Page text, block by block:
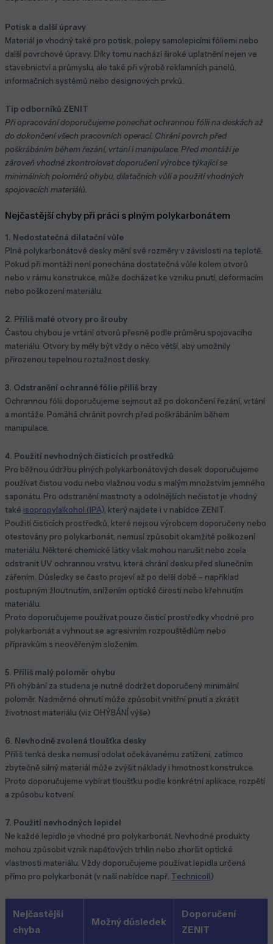
Potisk a další úpravy
Materiál je vhodný také pro potisk, polepy samolepicími fóliemi nebo
další povrchové úpravy. Díky tomu nachází široké uplatnění nejen ve
stavebnictví a průmyslu, ale také při výrobě reklamních panelů,
informačních systémů nebo designových prvků.
Tip odborníků ZENIT
Při opracování doporučujeme ponechat ochrannou fólii na deskách až
do dokončení všech pracovních operací. Chrání povrch před
poškrábáním během řezání, vrtání i manipulace. Před montáží je
zároveň vhodné zkontrolovat doporučení výrobce týkající se
minimálních poloměrů ohybu, dilatačních vůlí a použití vhodných
spojovacích materiálů.
Nejčastější chyby při práci s plným polykarbonátem
1. Nedostatečná dilatační vůle
Plné polykarbonátové desky mění své rozměry v závislosti na teplotě.
Pokud při montáži není ponechána dostatečná vůle kolem otvorů
nebo v rámu konstrukce, může docházet ke vzniku pnutí, deformacím
nebo poškození materiálu.
2. Příliš malé otvory pro šrouby
Častou chybou je vrtání otvorů přesně podle průměru spojovacího
materiálu. Otvory by měly být vždy o něco větší, aby umožnily
přirozenou tepelnou roztažnost desky.
3. Odstranění ochranné fólie příliš brzy
Ochrannou fólii doporučujeme sejmout až po dokončení řezání, vrtání
a montáže. Pomáhá chránit povrch před poškrábáním během
manipulace.
4. Použití nevhodných čisticích prostředků
Pro běžnou údržbu plných polykarbonátových desek doporučujeme
používat čistou vodu nebo vlažnou vodu s malým množstvím jemného
saponátu. Pro odstranění mastnoty a odolnějších nečistot je vhodný
také isopropylalkohol (IPA) , který najdete i v nabídce ZENIT.
Použití čisticích prostředků, které nejsou výrobcem doporučeny nebo
otestovány pro polykarbonát, nemusí způsobit okamžité poškození
materiálu. Některé chemické látky však mohou narušit nebo zcela
odstranit UV ochrannou vrstvu, která chrání desku před slunečním
zářením. Důsledky se často projeví až po delší době – například
postupným žloutnutím, snížením optické čirosti nebo křehnutím
materiálu.
Proto doporučujeme používat pouze čisticí prostředky vhodné pro
polykarbonát a vyhnout se agresivním rozpouštědlům nebo
přípravkům s neověřeným složením.
5. Příliš malý poloměr ohybu
Při ohýbání za studena je nutné dodržet doporučený minimální
poloměr. Nadměrné ohnutí může způsobit vnitřní pnutí a zkrátit
životnost materiálu (viz OHÝBÁNÍ výše)
6. Nevhodně zvolená tloušťka desky
Příliš tenká deska nemusí odolat očekávanému zatížení, zatímco
zbytečně silný materiál může zvýšit náklady i hmotnost konstrukce.
Proto doporučujeme vybírat tloušťku podle konkrétní aplikace, rozpětí
a způsobu kotvení.
7. Použití nevhodných lepidel
Ne každé lepidlo je vhodné pro polykarbonát. Nevhodné produkty
mohou způsobit vznik napěťových trhlin nebo zhoršit optické
vlastnosti materiálu. Vždy doporučujeme používat lepidla určená
přímo pro polykarbonát (v naší nabídce např. Technicoll)
Nejčastější
chyba
Možný důsledek
Doporučení
ZENIT